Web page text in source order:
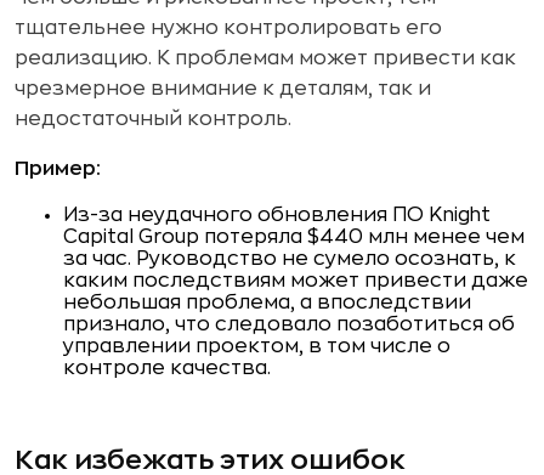
тщательнее нужно контролировать его
реализацию. К проблемам может привести как
чрезмерное внимание к деталям, так и
недостаточный контроль.
Пример:
Из-за неудачного обновления ПО Knight
Capital Group потеряла $440 млн менее чем
за час. Руководство не сумело осознать, к
каким последствиям может привести даже
небольшая проблема, а впоследствии
признало, что следовало позаботиться об
управлении проектом, в том числе о
контроле качества.
Как избежать этих ошибок